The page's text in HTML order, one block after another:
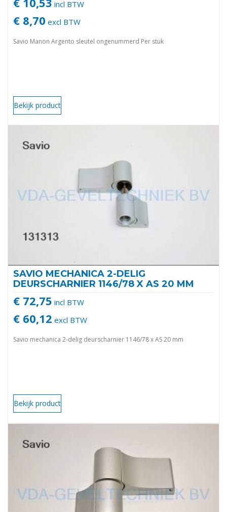
incl BTW
€ 8,70 excl BTW
Savio Manon Argento sleutel ongenummerd Per stuk
Bekijk product
SAVIO MECHANICA 2-DELIG
DEURSCHARNIER 1146/78 X AS 20 MM
€ 72,75 incl BTW
€ 60,12 excl BTW
Savio mechanica 2-delig deurscharnier 1146/78 x AS 20 mm
Bekijk product